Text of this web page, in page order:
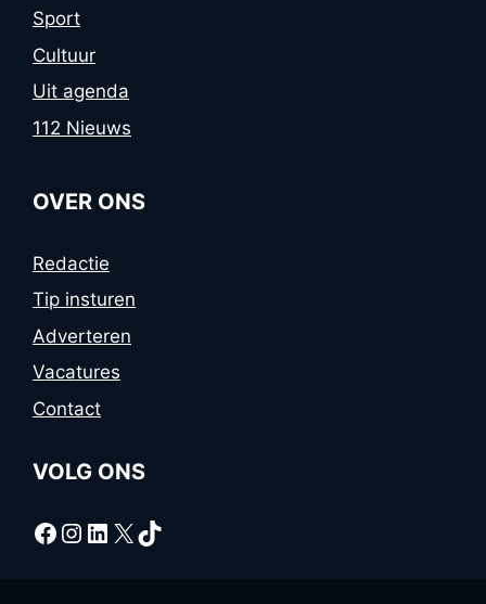
Sport
Cultuur
Uit agenda
112 Nieuws
OVER ONS
Redactie
Tip insturen
Adverteren
Vacatures
Contact
VOLG ONS
Facebook
Instagram
LinkedIn
X TikTok